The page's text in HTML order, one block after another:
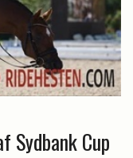
Sydbank Cup